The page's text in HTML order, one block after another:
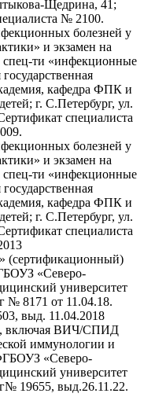
Щедрина, 41;
№ 2100.
болезней у
и экзамен на
спец-ти «инфекционные
кафедра ФПК и
г. С.Петербург, ул.
специалиста
болезней у
и экзамен на
спец-ти «инфекционные
кафедра ФПК и
г. С.Петербург, ул.
специалиста
(сертификационный)
«Северо-
университет
8171 от 11.04.18.
выд. 11.04.2018
включая ВИЧ/СПИД
иммунологии и
«Северо-
университет
19655, выд.26.11.22.